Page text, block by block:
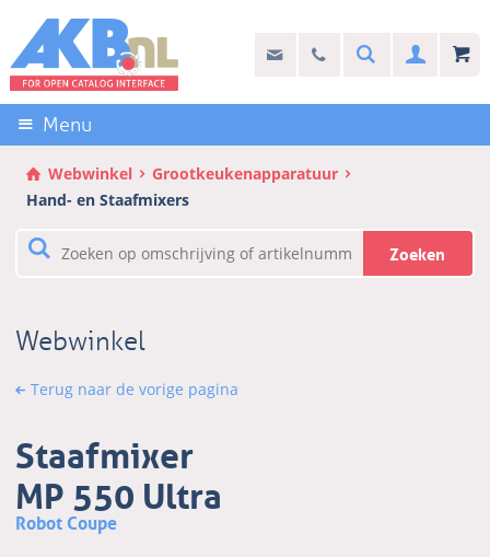
links
over
Direct
naar
de
inhoud
Direct
het
info@akb.nl
Stel uw vraag
030 69 50 814Search
Menu
Webwinkel
Grootkeukenapparatuur
Hand- en Staafmixers
Zoeken
Webwinkel
Terug naar de vorige pagina
Staafmixer
MP 550 Ultra
Robot Coupe